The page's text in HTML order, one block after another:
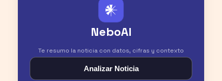
𒀭
NeboAI
Te resumo la noticia con datos, cifras y contexto
Analizar Noticia